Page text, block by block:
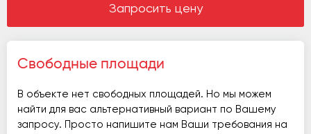
Запросить цену
Свободные площади
В объекте нет свободных площадей. Но мы можем
найти для вас альтернативный вариант по Вашему
запросу. Просто напишите нам Ваши требования на